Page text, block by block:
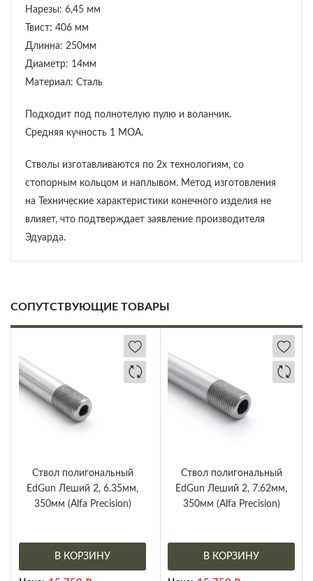
Нарезы: 6,45 мм
Твист: 406 мм
Длинна: 250мм
Диаметр: 14мм
Материал: Сталь
Подходит под полнотелую пулю и воланчик.
Средняя кучность 1 МОА.
Стволы изготавливаются по 2х технологиям, со
стопорным кольцом и наплывом. Метод изготовления
на Технические характеристики конечного изделия не
влияет, что подтверждает заявление производителя
Эдуарда.
СОПУТСТВУЮЩИЕ ТОВАРЫ
Ствол полигональный
EdGun Леший 2, 6.35мм,
350мм (Alfa Precision)
В КОРЗИНУ
Ствол полигональный
EdGun Леший 2, 7.62мм,
350мм (Alfa Precision)
В КОРЗИНУ